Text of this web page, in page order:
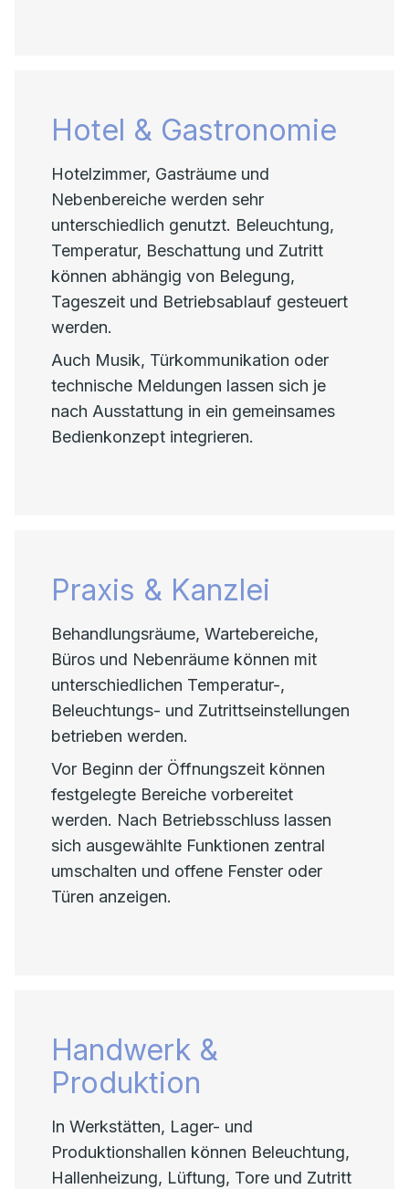
Hotel & Gastronomie
Hotelzimmer, Gasträume und
Nebenbereiche werden sehr
unterschiedlich genutzt. Beleuchtung,
Temperatur, Beschattung und Zutritt
können abhängig von Belegung,
Tageszeit und Betriebsablauf gesteuert
werden.
Auch Musik, Türkommunikation oder
technische Meldungen lassen sich je
nach Ausstattung in ein gemeinsames
Bedienkonzept integrieren.
Praxis & Kanzlei
Behandlungsräume, Wartebereiche,
Büros und Nebenräume können mit
unterschiedlichen Temperatur-,
Beleuchtungs- und Zutrittseinstellungen
betrieben werden.
Vor Beginn der Öffnungszeit können
festgelegte Bereiche vorbereitet
werden. Nach Betriebsschluss lassen
sich ausgewählte Funktionen zentral
umschalten und offene Fenster oder
Türen anzeigen.
Handwerk &
Produktion
In Werkstätten, Lager- und
Produktionshallen können Beleuchtung,
Hallenheizung, Lüftung, Tore und Zutritt